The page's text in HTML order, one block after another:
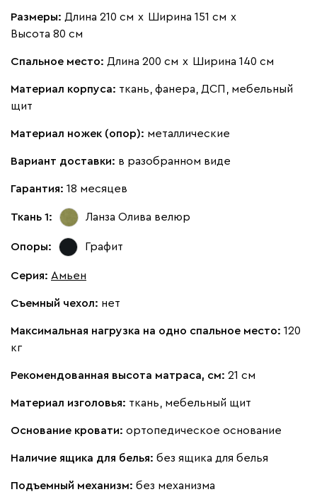
Бежевый Изумруд Марсала Молочный
Мола 1593
Жёлтый Песочный Розовый Светло-серый
Кларинс 1733
100 690 695 792
Размеры: Длина 210 см х Ширина 151 см х
Высота 80 см
Спальное место: Длина 200 см х Ширина 140 см
Материал корпуса: ткань, фанера, ДСП, мебельный
щит
Материал ножек (опор): металлические
Вариант доставки: в разобранном виде
Гарантия: 18 месяцев
Ткань 1: Ланза Олива велюр
Опоры: Графит
Серия: Амьен
Съемный чехол: нет
Максимальная нагрузка на одно спальное место: 120
кг
Рекомендованная высота матраса, см: 21 см
Материал изголовья: ткань, мебельный щит
Основание кровати: ортопедическое основание
Наличие ящика для белья: без ящика для белья
Подъемный механизм: без механизма